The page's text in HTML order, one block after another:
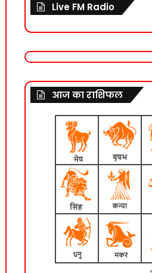
Live FM Radio
आज का राशिफल